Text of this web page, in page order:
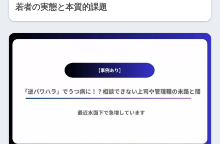
若者の実態と本質的課題